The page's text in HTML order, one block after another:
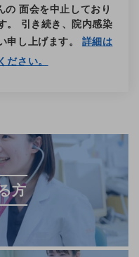
の面会を中止しており
。 引き続き、院内感染
申し上げます。 詳細は
ださい。
方